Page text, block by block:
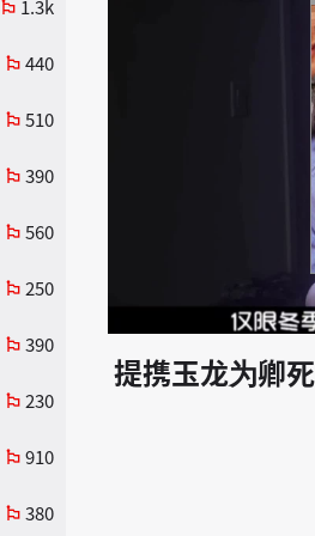
提携玉龙为卿
emoji_flags 1.3k
emoji_flags 440
emoji_flags 510
emoji_flags 390
emoji_flags 560
emoji_flags 250
emoji_flags 390
emoji_flags 230
emoji_flags 910
emoji_flags 380